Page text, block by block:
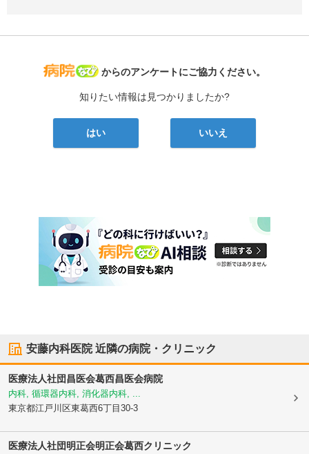
病院なび
からのアンケートにご協力ください。
知りたい情報は見つかりましたか?
はい いいえ
安藤内科医院近隣の病院・クリニック
医療法人社団昌医会葛西昌医会病院
内科, 循環器内科, 消化器内科, ...
東京都江戸川区東葛西6丁目30-3
医療法人社団明正会明正会葛西クリニック